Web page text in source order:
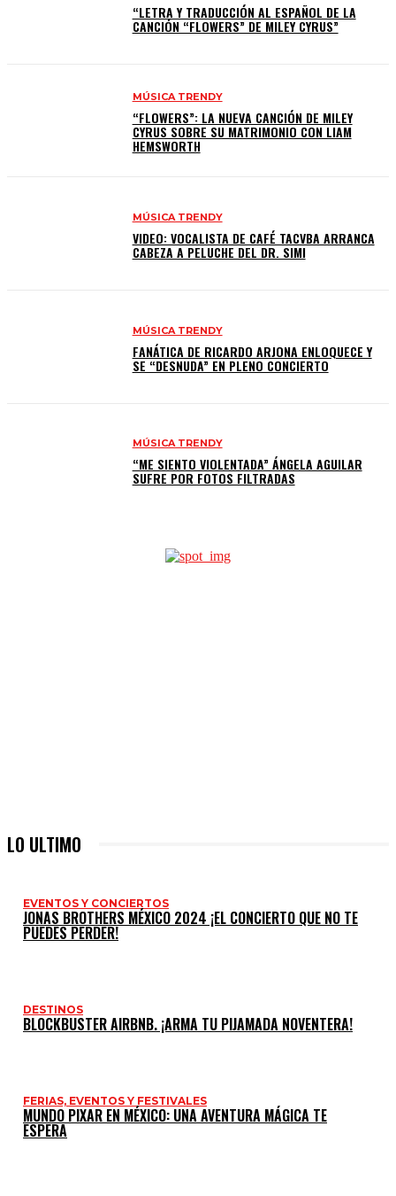
“LETRA Y TRADUCCIÓN AL ESPAÑOL DE LA
CANCIÓN “FLOWERS” DE MILEY CYRUS”
MÚSICA TRENDY
“FLOWERS”: LA NUEVA CANCIÓN DE MILEY
CYRUS SOBRE SU MATRIMONIO CON LIAM
HEMSWORTH
MÚSICA TRENDY
VIDEO: VOCALISTA DE CAFÉ TACVBA ARRANCA
CABEZA A PELUCHE DEL DR. SIMI
MÚSICA TRENDY
FANÁTICA DE RICARDO ARJONA ENLOQUECE Y
SE “DESNUDA” EN PLENO CONCIERTO
MÚSICA TRENDY
“ME SIENTO VIOLENTADA” ÁNGELA AGUILAR
SUFRE POR FOTOS FILTRADAS
LO ULTIMO
EVENTOS Y CONCIERTOS
JONAS BROTHERS MÉXICO 2024 ¡EL CONCIERTO QUE NO TE
PUEDES PERDER!
DESTINOS
BLOCKBUSTER AIRBNB. ¡ARMA TU PIJAMADA NOVENTERA!
FERIAS, EVENTOS Y FESTIVALES
MUNDO PIXAR EN MÉXICO: UNA AVENTURA MÁGICA TE
ESPERA